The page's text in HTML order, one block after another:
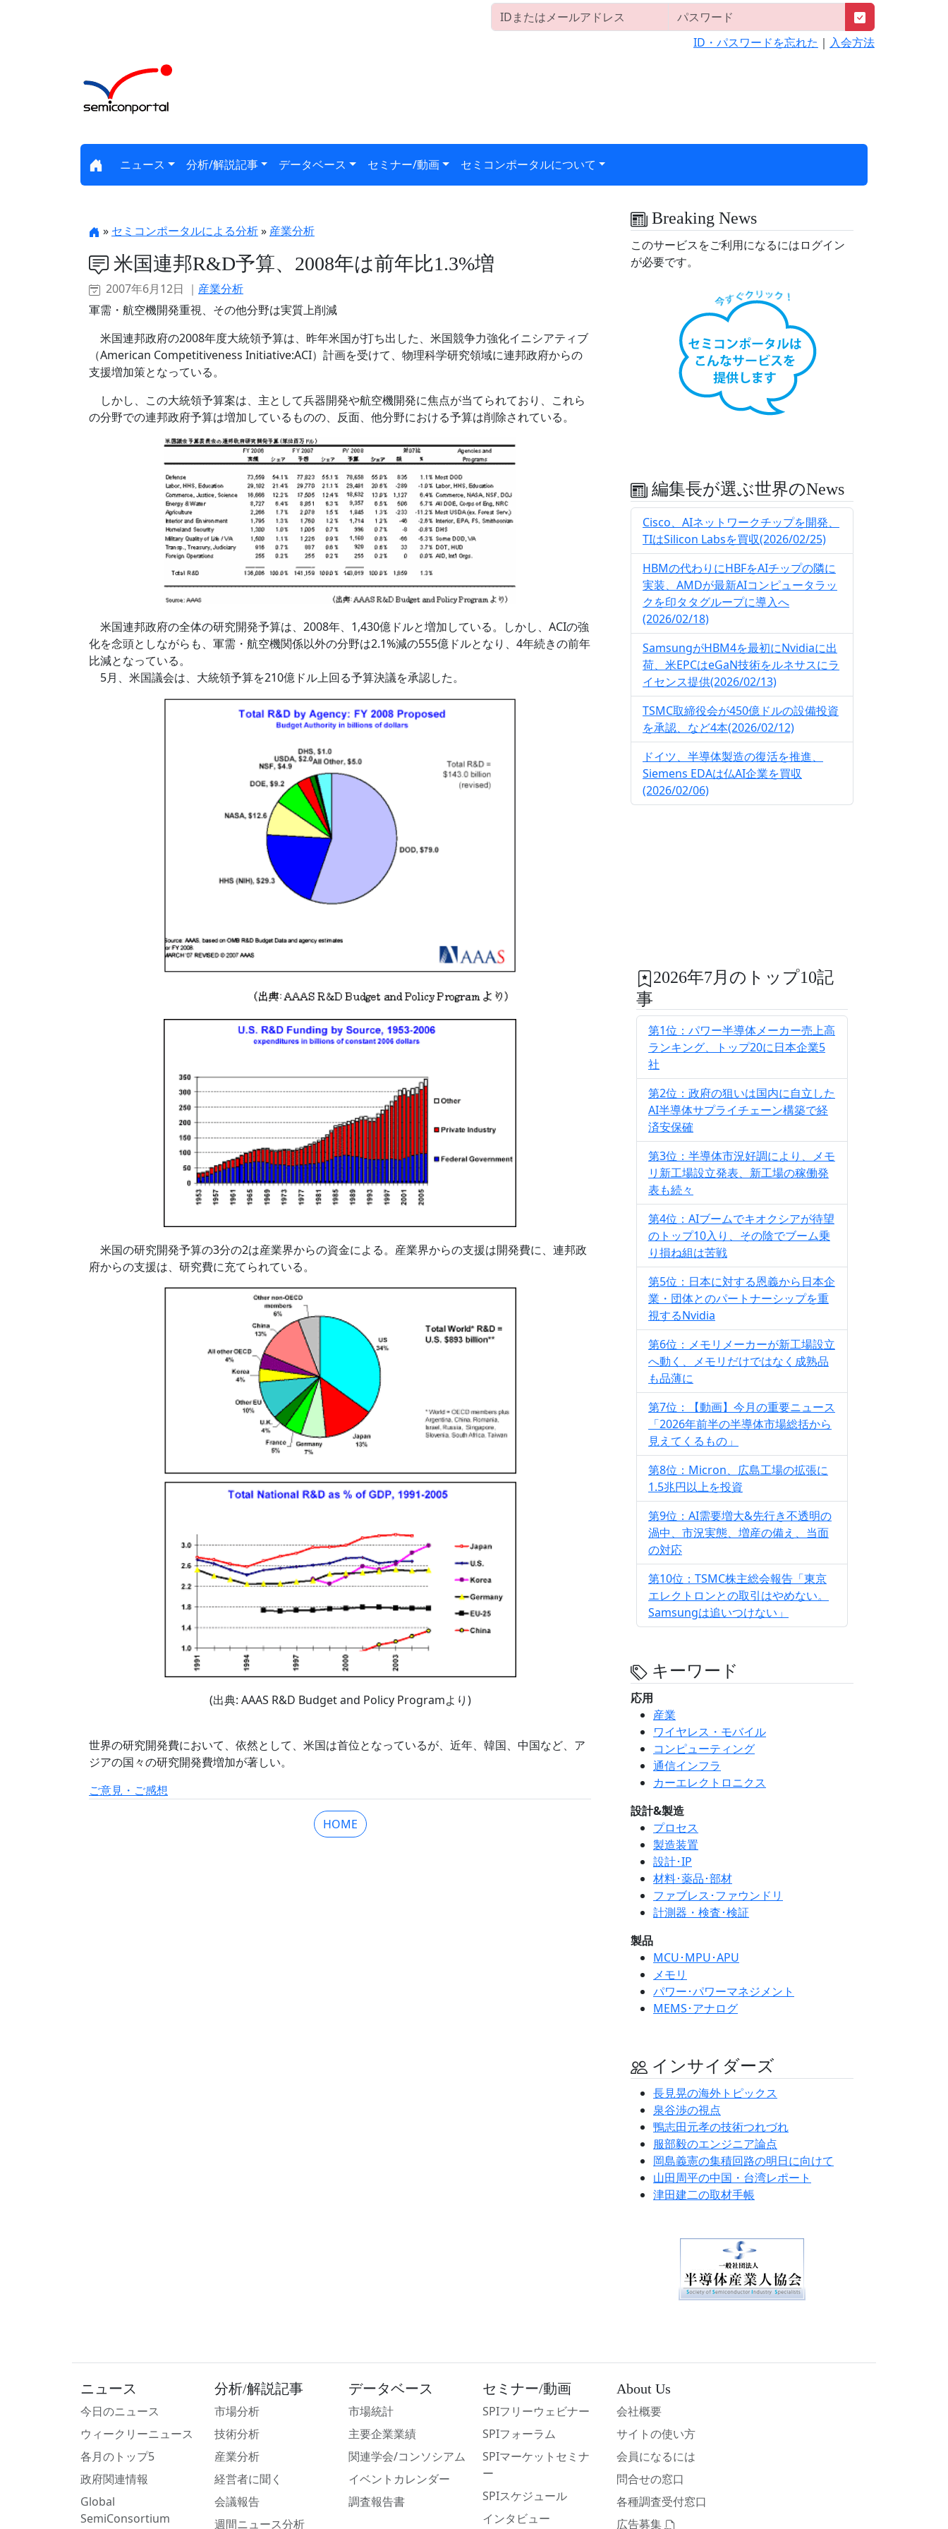
ID・パスワードを忘れた ｜ 入会方法
ニュース 分析/解説記事 データベース セミナー/動画 セミコンポータルについて
» セミコンポータルによる分析» 産業分析
米国連邦R&D予算、2008年は前年比1.3%増
2007年6月12日 ｜ 産業分析
軍需・航空機開発重視、その他分野は実質上削減
米国連邦政府の2008年度大統領予算は、昨年米国が打ち出した、米国競争力強化イニシアティブ
（American Competitiveness Initiative:ACI）計画を受けて、物理科学研究領域に連邦政府からの
支援増加策となっている。
しかし、この大統領予算案は、主として兵器開発や航空機開発に焦点が当てられており、これら
の分野での連邦政府予算は増加しているものの、反面、他分野における予算は削除されている。
米国連邦政府の全体の研究開発予算は、2008年、1,430億ドルと増加している。しかし、ACIの強
化を念頭としながらも、軍需・航空機関係以外の分野は2.1%減の555億ドルとなり、4年続きの前年
比減となっている。
5月、米国議会は、大統領予算を210億ドル上回る予算決議を承認した。
米国の研究開発予算の3分の2は産業界からの資金による。産業界からの支援は開発費に、連邦政
府からの支援は、研究費に充てられている。
(出典: AAAS R&D Budget and Policy Programより)
世界の研究開発費において、依然として、米国は首位となっているが、近年、韓国、中国など、ア
ジアの国々の研究開発費増加が著しい。
ご意見・ご感想
HOME
Breaking News
このサービスをご利用になるにはログイン
が必要です。
編集長が選ぶ世界のNews
Cisco、AIネットワークチップを開発、
TIはSilicon Labsを買収(2026/02/25)
HBMの代わりにHBFをAIチップの隣に
実装、AMDが最新AIコンピュータラッ
クを印タタグループに導入へ
(2026/02/18)
SamsungがHBM4を最初にNvidiaに出
荷、米EPCはeGaN技術をルネサスにラ
イセンス提供(2026/02/13)
TSMC取締役会が450億ドルの設備投資
を承認、など4本(2026/02/12)
ドイツ、半導体製造の復活を推進、
Siemens EDAは仏AI企業を買収
(2026/02/06)
2026年7月のトップ10記
事
第1位：パワー半導体メーカー売上高
ランキング、トップ20に日本企業5
社
第2位：政府の狙いは国内に自立した
AI半導体サプライチェーン構築で経
済安保確
第3位：半導体市況好調により、メモ
リ新工場設立発表、新工場の稼働発
表も続々
第4位：AIブームでキオクシアが待望
のトップ10入り、その陰でブーム乗
り損ね組は苦戦
第5位：日本に対する恩義から日本企
業・団体とのパートナーシップを重
視するNvidia
第6位：メモリメーカーが新工場設立
へ動く、メモリだけではなく成熟品
も品薄に
第7位：【動画】今月の重要ニュース
「2026年前半の半導体市場総括から
見えてくるもの」
第8位：Micron、広島工場の拡張に
1.5兆円以上を投資
第9位：AI需要増大&先行き不透明の
渦中、市況実態、増産の備え、当面
の対応
第10位：TSMC株主総会報告「東京
エレクトロンとの取引はやめない。
Samsungは追いつけない」
キーワード
応用
産業
ワイヤレス・モバイル
コンピューティング
通信インフラ
カーエレクトロニクス
設計&製造
プロセス
製造装置
設計･IP
材料･薬品･部材
ファブレス･ファウンドリ
計測器・検査･検証
製品
MCU･MPU･APU
メモリ
パワー･パワーマネジメント
MEMS･アナログ
インサイダーズ
長見晃の海外トピックス
泉谷渉の視点
鴨志田元孝の技術つれづれ
服部毅のエンジニア論点
岡島義憲の集積回路の明日に向けて
山田周平の中国・台湾レポート
津田建二の取材手帳
ニュース
今日のニュース
ウィークリーニュース
各月のトップ5
政府関連情報
Global
SemiConsortium
分析/解説記事
市場分析
技術分析
産業分析
経営者に聞く
会議報告
週間ニュース分析
データベース
市場統計
主要企業業績
関連学会/コンソシアム
イベントカレンダー
調査報告書
セミナー/動画
SPIフリーウェビナー
SPIフォーラム
SPIマーケットセミナ
ー
SPIスケジュール
インタビュー
About Us
会社概要
サイトの使い方
会員になるには
問合せの窓口
各種調査受付窓口
広告募集